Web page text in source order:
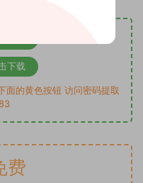
下载
面的黄色按钮 访问密码提取
费